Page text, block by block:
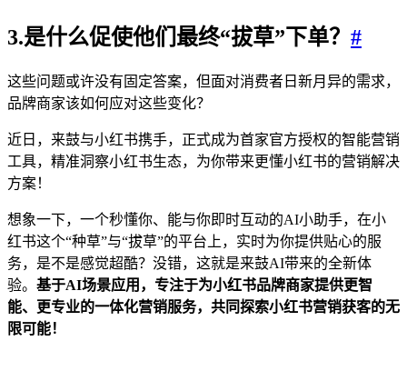
3.是什么促使他们最终“拔草”下单？ #
这些问题或许没有固定答案，但面对消费者日新月异的需求，
品牌商家该如何应对这些变化？
近日，来鼓与小红书携手，正式成为首家官方授权的智能营销
工具，精准洞察小红书生态，为你带来更懂小红书的营销解决
方案！
想象一下，一个秒懂你、能与你即时互动的AI小助手，在小
红书这个“种草”与“拔草”的平台上，实时为你提供贴心的服
务，是不是感觉超酷？没错，这就是来鼓AI带来的全新体
验。 基于AI场景应用，专注于为小红书品牌商家提供更智
能、更专业的一体化营销服务，共同探索小红书营销获客的无
限可能！